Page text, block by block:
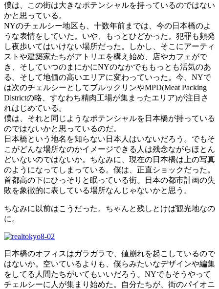
僕は、この街は大きなポテンシャルを持っているのではない
かと思っている。
NYのチェルシー地区も、十数年前までは、今の日本橋のよ
うな表情をしていた。いや、もっとひどかった。犯罪も頻発
し夜歩いてはいけない場所だった。しかし、そこにアーティ
ストや建築家たちがアトリエを構え始め、店やカフェがで
き、そしていつのまにかにNYのなかでももっとも活気のあ
る、そして地価の高いエリアに変わっていった。今、NYで
は次のチェルシーとしてブルックリンやMPD(Meat Packing
Districtの略、すなわち精肉工場が集まったエリア)が注目さ
れはじめている。
僕は、それと同じようなポテンシャルを日本橋が持っている
のではないかと思っているのだ。
日本橋という地名を知らない日本人はいないだろう。でもそ
こがどんな場所なのかイメージできる人は残念ながらほとん
どいないのではないか。ちなみに、現在の日本橋は上の写真
のようになってしまっている。僕は、正直ショックだった。
首都高の下にひっそりと眠っている街。日本の都市計画の失
敗を象徴的に表している場所なんじゃないかと思う。
ちなみに以前はこうだった。ちゃんと残しとけば観光地なの
に。
日本橋のオフィスはガラガラで、値崩れを起こしているので
はないか。空いているよりも、僕らみたいなデザインや編集
をしてる人間たちがいてもいいだろう。NYでもそうやって
チェルシーに人が集まり始めた。自分たちが、街のパイオニ